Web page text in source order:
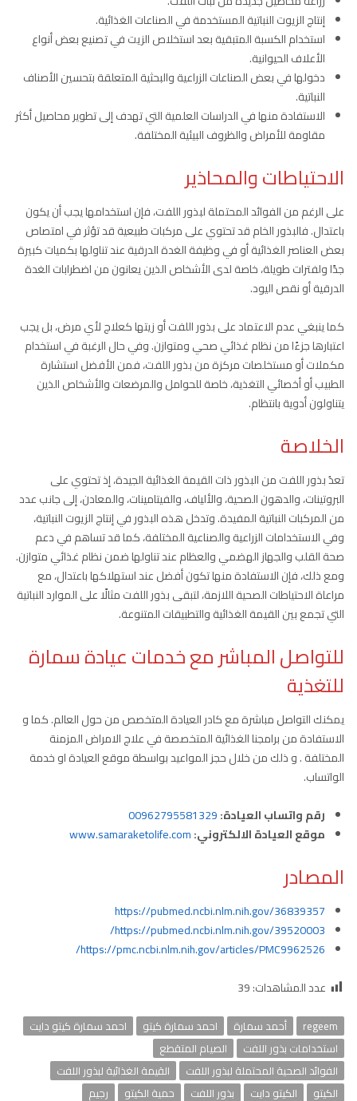
إنتاج الزيوت النباتية المستخدمة في الصناعات الغذائية.
استخدام الكسبة المتبقية بعد استخلاص الزيت في تصنيع بعض أنواع
الأعلاف الحيوانية.
دخولها في بعض الصناعات الزراعية والبحثية المتعلقة بتحسين الأصناف
النباتية.
الاستفادة منها في الدراسات العلمية التي تهدف إلى تطوير محاصيل أكثر
مقاومة للأمراض والظروف البيئية المختلفة.
الاحتياطات والمحاذير
على الرغم من الفوائد المحتملة لبذور اللفت، فإن استخدامها يجب أن يكون
باعتدال. فالبذور الخام قد تحتوي على مركبات طبيعية قد تؤثر في امتصاص
بعض العناصر الغذائية أو في وظيفة الغدة الدرقية عند تناولها بكميات كبيرة
جدًا ولفترات طويلة، خاصة لدى الأشخاص الذين يعانون من اضطرابات الغدة
الدرقية أو نقص اليود.
كما ينبغي عدم الاعتماد على بذور اللفت أو زيتها كعلاج لأي مرض، بل يجب
اعتبارها جزءًا من نظام غذائي صحي ومتوازن. وفي حال الرغبة في استخدام
مكملات أو مستخلصات مركزة من بذور اللفت، فمن الأفضل استشارة
الطبيب أو أخصائي التغذية، خاصة للحوامل والمرضعات والأشخاص الذين
يتناولون أدوية بانتظام.
الخلاصة
تعدُ بذور اللفت من البذور ذات القيمة الغذائية الجيدة، إذ تحتوي على
البروتينات، والدهون الصحية، والألياف، والفيتامينات، والمعادن، إلى جانب عدد
من المركبات النباتية المفيدة. وتدخل هذه البذور في إنتاج الزيوت النباتية،
وفي الاستخدامات الزراعية والصناعية المختلفة، كما قد تساهم في دعم
صحة القلب والجهاز الهضمي والعظام عند تناولها ضمن نظام غذائي متوازن.
ومع ذلك، فإن الاستفادة منها تكون أفضل عند استهلاكها باعتدال، مع
مراعاة الاحتياطات الصحية اللازمة، لتبقى بذور اللفت مثالًا على الموارد النباتية
التي تجمع بين القيمة الغذائية والتطبيقات المتنوعة.
للتواصل المباشر مع خدمات عيادة سمارة
للتغذية
يمكنك التواصل مباشرة مع كادر العيادة المتخصص من حول العالم. كما و
الاستفادة من برامجنا الغذائية المتخصصة في علاج الامراض المزمنة
المختلفة . و ذلك من خلال حجز المواعيد بواسطة موقع العيادة او خدمة
الواتساب.
رقم واتساب العيادة:00962795581329
موقع العيادة الالكتروني:www.samaraketolife.com
المصادر
https://pubmed.ncbi.nlm.nih.gov/36839357
https://pubmed.ncbi.nlm.nih.gov/39520003/
https://pmc.ncbi.nlm.nih.gov/articles/PMC9962526/
عدد المشاهدات:39
regeem أحمد سمارة احمد سمارة كيتو
احمد سمارة كيتو دايت
استخدامات بذور اللفت
الصيام المتقطع
الفوائد الصحية المحتملة لبذور اللفت
القيمة الغذائية لبذور اللفت
الكيتو
الكيتو دايت بذور اللفت حمية الكيتو
رجيم